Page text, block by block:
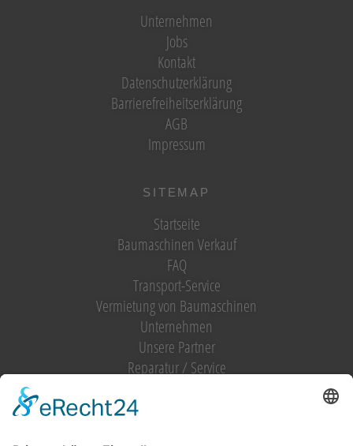
Unternehmen
Jobs
Kontakt
Datenschutzerklärung
Barrierefreiheitserklärung
AGB
Impressum
SITEMAP
Startseite
Baumaschinen Verkauf
FAQ
Transport-Service
Vermietung von Baumaschinen
Unternehmen
Unsere Partner
Reparatur / Service